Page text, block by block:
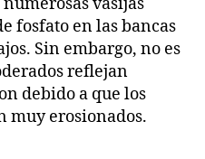
fosfato en las bancas
Sin embargo, no es
reflejan
debido a que los
muy erosionados.